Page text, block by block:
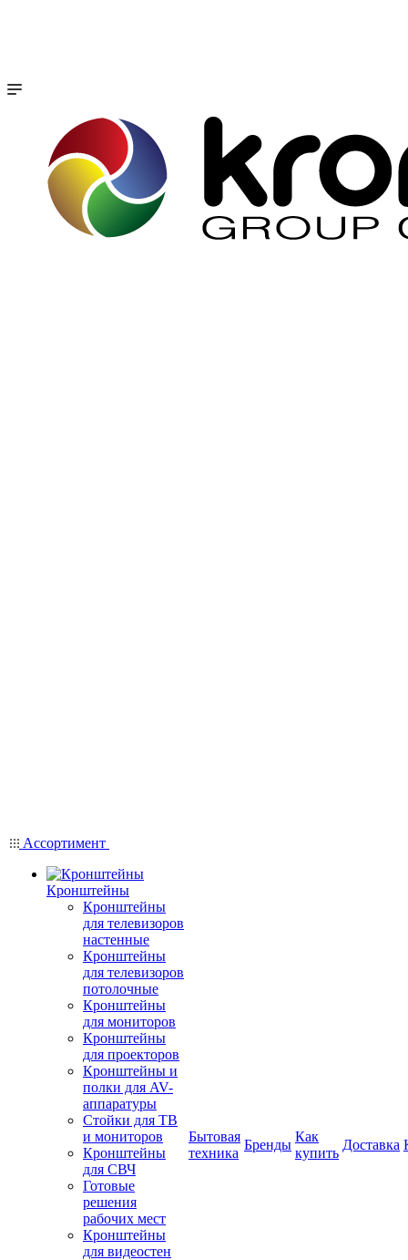
Ассортимент
Кронштейны
Кронштейны
для телевизоров
настенные
Кронштейны
для телевизоров
потолочные
Кронштейны
для мониторов
Кронштейны
для проекторов
Кронштейны и
полки для AV-
аппаратуры
Стойки для ТВ
и мониторов
Кронштейны
для СВЧ
Готовые
решения
рабочих мест
Кронштейны
для видеостен
Бытовая
техника
Бренды
Как
купить
Доставка